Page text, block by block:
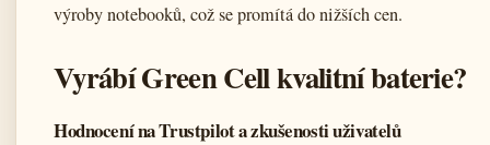
výroby notebooků, což se promítá do nižších cen.
Vyrábí Green Cell kvalitní baterie?
Hodnocení na Trustpilot a zkušenosti uživatelů